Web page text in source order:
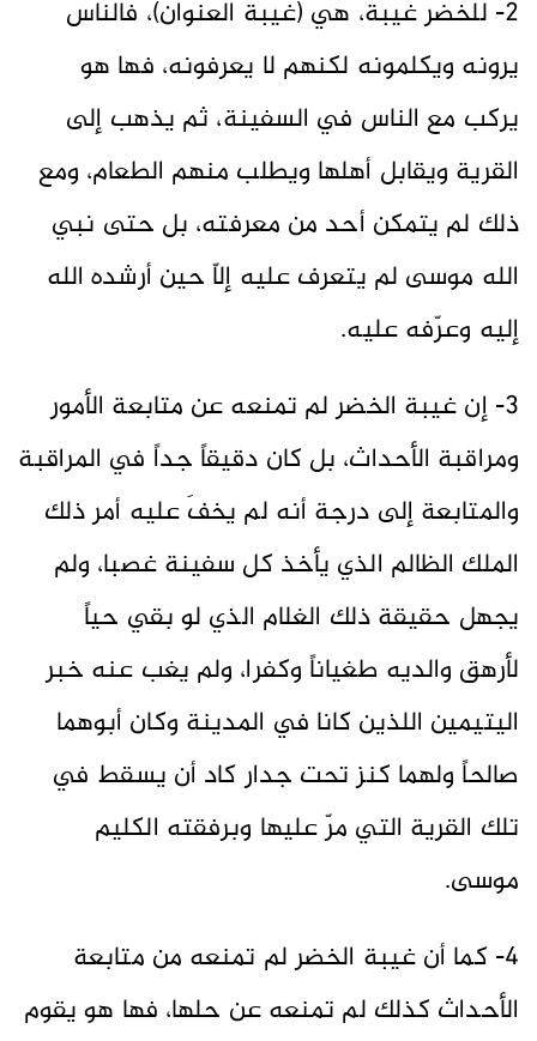
2- للخضر غيبة، هي (غيبة العنوان)، فالناس
يرونه ويكلمونه لكنهم لا يعرفونه، فها هو
يركب مع الناس في السفينة، ثم يذهب إلى
القرية ويقابل أهلها ويطلب منهم الطعام، ومع
ذلك لم يتمكن أحد من معرفته، بل حتى نبي
الله موسى لم يتعرف عليه إلاّ حين أرشده الله
إليه وعرّفه عليه.
3- إن غيبة الخضر لم تمنعه عن متابعة الأمور
ومراقبة الأحداث، بل كان دقيقاً جداً في المراقبة
والمتابعة إلى درجة أنه لم يخفَ عليه أمر ذلك
الملك الظالم الذي يأخذ كل سفينة غصبا، ولم
يجهل حقيقة ذلك الغلام الذي لو بقي حياً
لأرهق والديه طغياناً وكفرا، ولم يغب عنه خبر
اليتيمين اللذين كانا في المدينة وكان أبوهما
صالحاً ولهما كنز تحت جدار كاد أن يسقط في
تلك القرية التي مرّ عليها وبرفقته الكليم
موسى.
4- كما أن غيبة الخضر لم تمنعه من متابعة
الأحداث كذلك لم تمنعه عن حلها، فها هو يقوم